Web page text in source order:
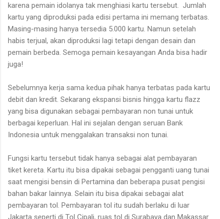
karena pemain idolanya tak menghiasi kartu tersebut.
Jumlah
kartu yang diproduksi pada edisi pertama ini memang terbatas.
Masing-masing hanya tersedia 5.000 kartu. Namun setelah
habis terjual, akan diproduksi lagi tetapi dengan desain dan
pemain berbeda. Semoga pemain kesayangan Anda bisa hadir
juga!
Sebelumnya kerja sama kedua pihak hanya terbatas pada kartu
debit dan kredit. Sekarang ekspansi bisnis hingga kartu flazz
yang bisa digunakan sebagai pembayaran non tunai untuk
berbagai keperluan. Hal ini sejalan dengan seruan Bank
Indonesia untuk menggalakan transaksi non tunai.
Fungsi kartu tersebut tidak hanya sebagai alat pembayaran
tiket kereta. Kartu itu bisa dipakai sebagai pengganti uang tunai
saat mengisi bensin di Pertamina dan beberapa pusat pengisi
bahan bakar lainnya. Selain itu bisa dipakai sebagai alat
pembayaran tol. Pembayaran tol itu sudah berlaku di luar
Jakarta seperti di Tol Cipali, ruas tol di Surabaya dan Makassar.